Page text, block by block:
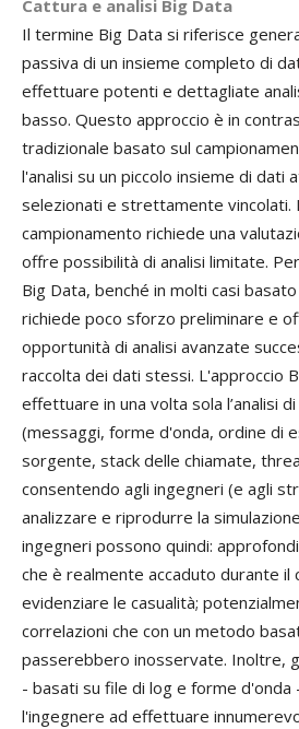
Cattura e analisi Big Data
Il termine Big Data si riferisce
passiva di un insieme completo di
effettuare potenti e dettagliate
basso. Questo approccio è in
tradizionale basato sul
l'analisi su un piccolo insieme di dati
selezionati e strettamente vincolati.
campionamento richiede una
offre possibilità di analisi limitate.
Big Data, benché in molti casi
richiede poco sforzo preliminare e
opportunità di analisi avanzate
raccolta dei dati stessi. L'approccio
effettuare in una volta sola l’analisi
(messaggi, forme d'onda, ordine di
sorgente, stack delle chiamate,
consentendo agli ingegneri (e agli
analizzare e riprodurre la
ingegneri possono quindi:
che è realmente accaduto durante il
evidenziare le casualità;
correlazioni che con un metodo
passerebbero inosservate. Inoltre,
- basati su file di log e forme
l'ingegnere ad effettuare